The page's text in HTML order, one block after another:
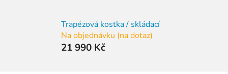
Trapézová kostka / skládací
Na objednávku (na dotaz)
21 990 Kč